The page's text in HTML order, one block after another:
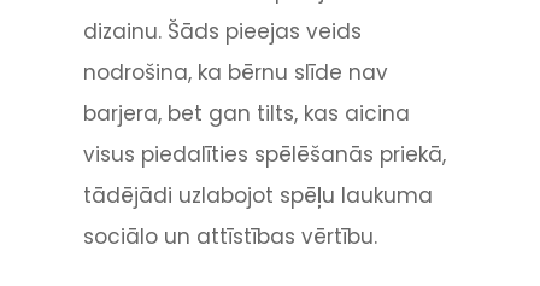
dizainu. Šāds pieejas veids
nodrošina, ka bērnu slīde nav
barjera, bet gan tilts, kas aicina
visus piedalīties spēlēšanās priekā,
tādējādi uzlabojot spēļu laukuma
sociālo un attīstības vērtību.